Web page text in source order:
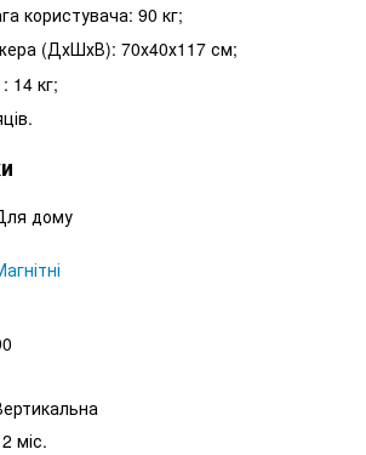
користувача: 90 кг;
(ДхШхВ): 70х40х117 см;
14 кг;
дому
міс.